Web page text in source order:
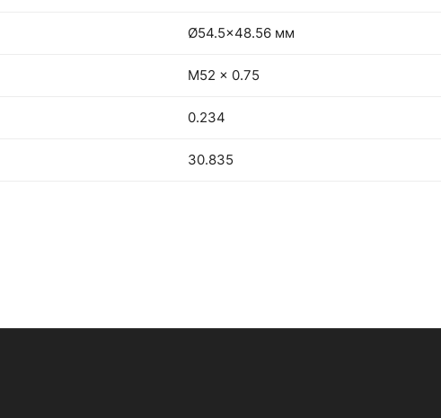
Ø54.5×48.56 мм
M52 x 0.75
0.234
30.835